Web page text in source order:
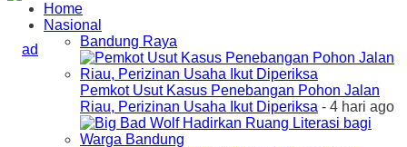
Home
Nasional
Bandung Raya
Pemkot Usut Kasus Penebangan Pohon Jalan
Riau, Perizinan Usaha Ikut Diperiksa - 4 hari ago